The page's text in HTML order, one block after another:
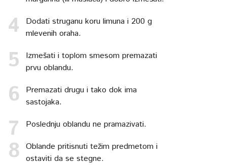
Dodati struganu koru limuna i 200 g
mlevenih oraha.
Izmešati i toplom smesom premazati
prvu oblandu.
Premazati drugu i tako dok ima
sastojaka.
Poslednju oblandu ne pramazivati.
Oblande pritisnuti težim predmetom i
ostaviti da se stegne.